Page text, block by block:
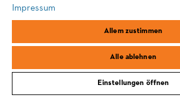
Firefox
Impressum
Allem zustimmen
Alle ablehnen
Einstellungen öffnen